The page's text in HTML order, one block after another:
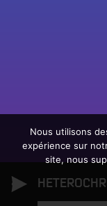
Tous les
Nous utilisons
expérience sur
site, nous